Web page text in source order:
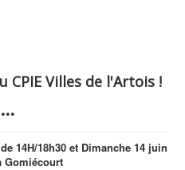
CPIE Villes de l'Artois !
14H/18h30 et Dimanche 14 juin
Gomiécourt